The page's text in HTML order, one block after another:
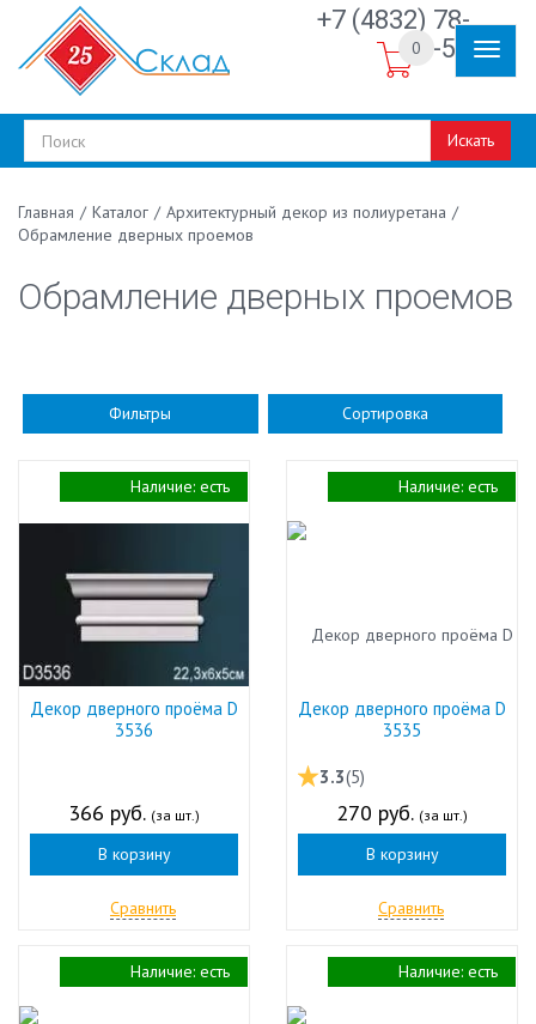
+7 (4832) 78-
30-50
Искать
0
Главная / Каталог / Архитектурный декор из полиуретана /
Обрамление дверных проемов
Обрамление дверных проемов
Фильтры Сортировка
Декор дверного проёма D
3536
366 руб. (за шт.)
В корзину
Сравнить
Наличие: есть
Декор дверного проёма D
3535
3.3(5)
270 руб. (за шт.)
В корзину
Сравнить
Наличие: есть
Наличие: есть Наличие: есть